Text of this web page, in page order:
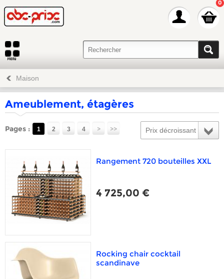
0
Maison
Ameublement, étagères
Prix décroissant
Pages : 1 2 3 4 > >>
Rangement 720 bouteilles XXL
4 725,00 €
Rocking chair cocktail
scandinave